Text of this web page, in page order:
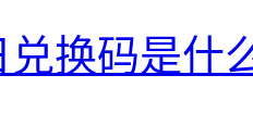
换码是什